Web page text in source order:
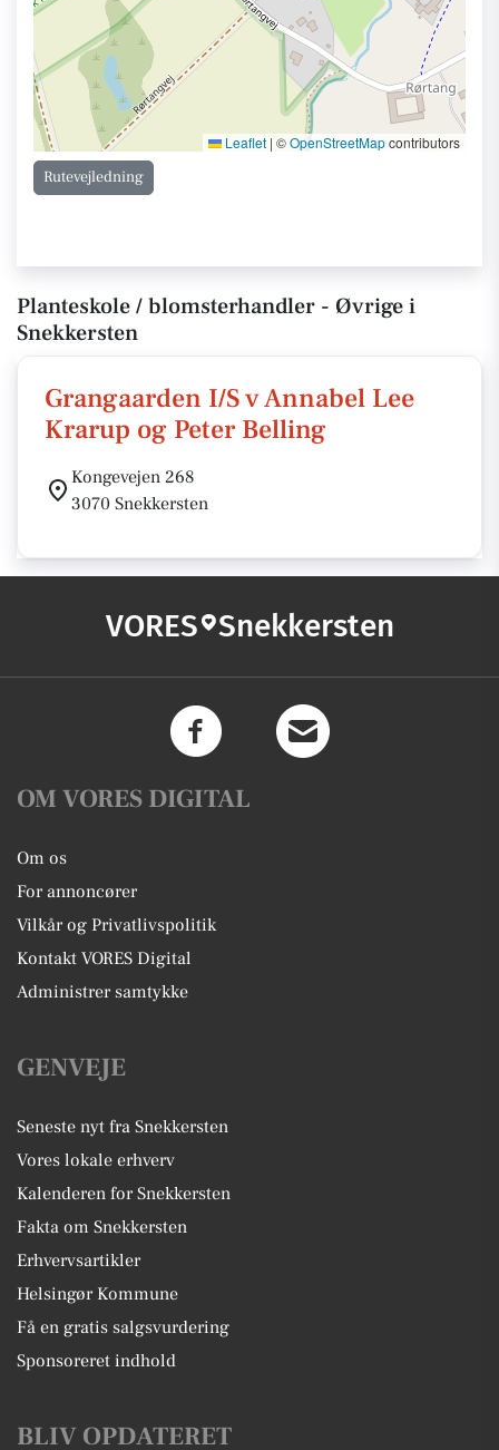
Leaflet | ©OpenStreetMapcontributors
Rutevejledning
Planteskole / blomsterhandler - Øvrige i
Snekkersten
Grangaarden I/S v Annabel Lee
Krarup og Peter Belling
Kongevejen 268
3070 Snekkersten
VORES Snekkersten
OM VORES DIGITAL
Om os
For annoncører
Vilkår og Privatlivspolitik
Kontakt VORES Digital
Administrer samtykke
GENVEJE
Seneste nyt fra Snekkersten
Vores lokale erhverv
Kalenderen for Snekkersten
Fakta om Snekkersten
Erhvervsartikler
Helsingør Kommune
Få en gratis salgsvurdering
Sponsoreret indhold
BLIV OPDATERET